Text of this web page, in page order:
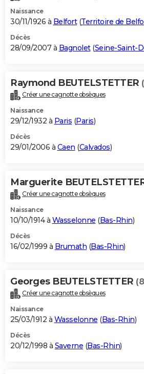
Naissance
30/11/1926 à Belfort(Territoire de
Décès
28/09/2007 à Bagnolet(Seine-Saint-
Raymond BEUTELSTETTER
Créer une cagnotte obsèques
Naissance
29/12/1932 à Paris (Paris)
Décès
29/01/2006 à Caen (Calvados)
Marguerite
Créer une cagnotte obsèques
Naissance
10/10/1914 à Wasselonne (Bas-Rhin)
Décès
16/02/1999 à Brumath (Bas-Rhin)
Georges BEUTELSTETTER
Créer une cagnotte obsèques
Naissance
25/03/1912 à Wasselonne (Bas-Rhin)
Décès
20/12/1998 à Saverne (Bas-Rhin)